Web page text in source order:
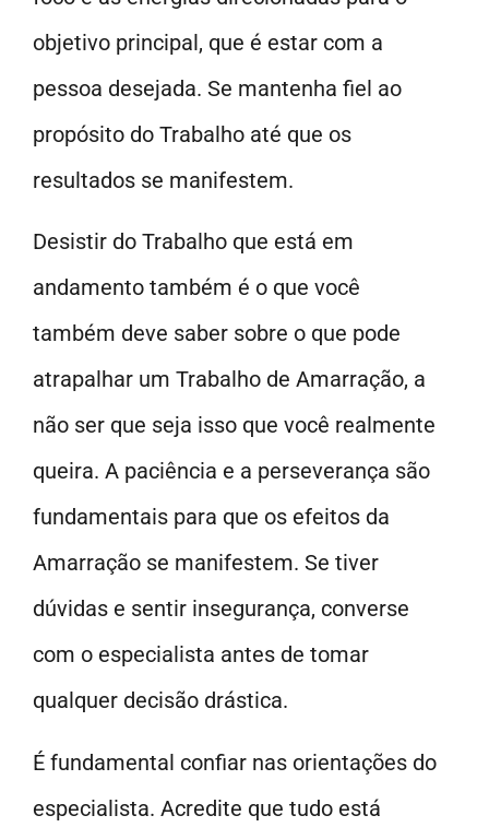
objetivo principal, que é estar com a
pessoa desejada. Se mantenha fiel ao
propósito do Trabalho até que os
resultados se manifestem.
Desistir do Trabalho que está em
andamento também é o que você
também deve saber sobre o que pode
atrapalhar um Trabalho de Amarração, a
não ser que seja isso que você realmente
queira. A paciência e a perseverança são
fundamentais para que os efeitos da
Amarração se manifestem. Se tiver
dúvidas e sentir insegurança, converse
com o especialista antes de tomar
qualquer decisão drástica.
É fundamental confiar nas orientações do
especialista. Acredite que tudo está